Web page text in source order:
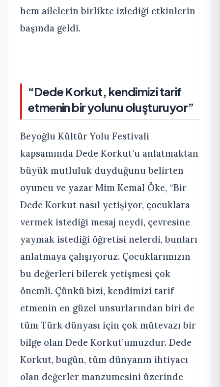
hem ailelerin birlikte izlediği etkinlerin
başında geldi.
“Dede Korkut, kendimizi tarif
etmenin bir yolunu oluşturuyor”
Beyoğlu Kültür Yolu Festivali
kapsamında Dede Korkut’u anlatmaktan
büyük mutluluk duyduğunu belirten
oyuncu ve yazar Mim Kemal Öke, “Bir
Dede Korkut nasıl yetişiyor, çocuklara
vermek istediği mesaj neydi, çevresine
yaymak istediği öğretisi nelerdi, bunları
anlatmaya çalışıyoruz. Çocuklarımızın
bu değerleri bilerek yetişmesi çok
önemli. Çünkü bizi, kendimizi tarif
etmenin en güzel unsurlarından biri de
tüm Türk dünyası için çok mütevazı bir
bilge olan Dede Korkut’umuzdur. Dede
Korkut, bugün, tüm dünyanın ihtiyacı
olan değerler manzumesini üzerinde